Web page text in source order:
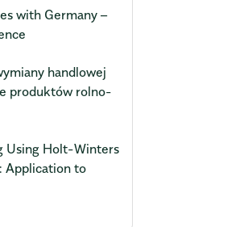
with Germany –
handlowej
produktów rolno-
Using Holt-Winters
Application to